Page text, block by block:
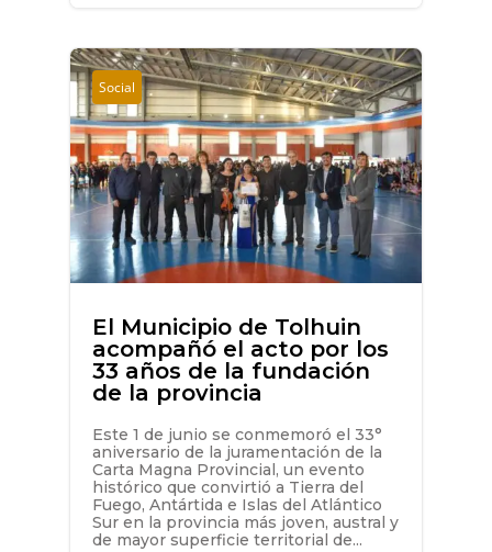
Social
El Municipio de Tolhuin
acompañó el acto por los
33 años de la fundación
de la provincia
Este 1 de junio se conmemoró el 33°
aniversario de la juramentación de la
Carta Magna Provincial, un evento
histórico que convirtió a Tierra del
Fuego, Antártida e Islas del Atlántico
Sur en la provincia más joven, austral y
de mayor superficie territorial de...